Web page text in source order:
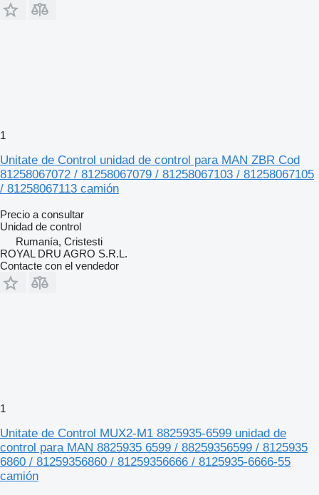
1
Unitate de Control unidad de control para MAN ZBR Cod
81258067072 / 81258067079 / 81258067103 / 81258067105
/ 81258067113 camión
Precio a consultar
Unidad de control
Rumanía, Cristesti
ROYAL DRU AGRO S.R.L.
Contacte con el vendedor
1
Unitate de Control MUX2-M1 8825935-6599 unidad de
control para MAN 8825935 6599 / 88259356599 / 8125935
6860 / 81259356860 / 81259356666 / 8125935-6666-55
camión